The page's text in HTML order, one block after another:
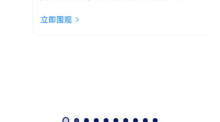
立即围观